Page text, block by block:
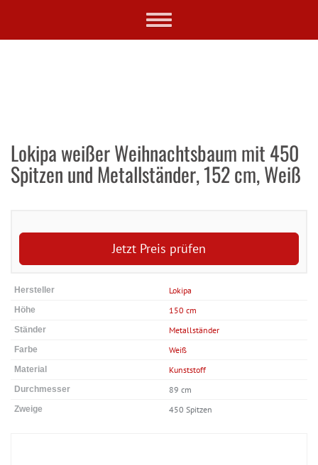
Toggle
Lokipa weißer Weihnachtsbaum mit 450
Spitzen und Metallständer, 152 cm, Weiß
Jetzt Preis prüfen
Hersteller Lokipa
Höhe 150 cm
Ständer Metallständer
Farbe Weiß
Material Kunststoff
Durchmesser 89 cm
Zweige 450 Spitzen